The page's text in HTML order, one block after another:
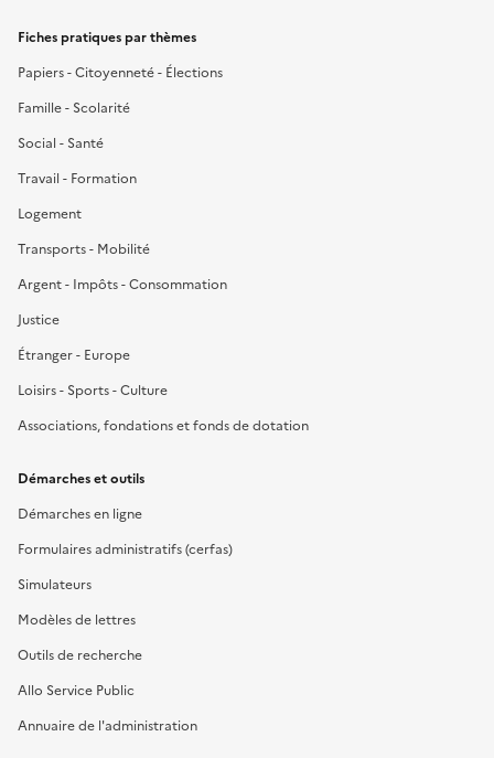
Fiches pratiques par thèmes
Papiers - Citoyenneté - Élections
Famille - Scolarité
Social - Santé
Travail - Formation
Logement
Transports - Mobilité
Argent - Impôts - Consommation
Justice
Étranger - Europe
Loisirs - Sports - Culture
Associations, fondations et fonds de dotation
Démarches et outils
Démarches en ligne
Formulaires administratifs (cerfas)
Simulateurs
Modèles de lettres
Outils de recherche
Allo Service Public
Annuaire de l'administration